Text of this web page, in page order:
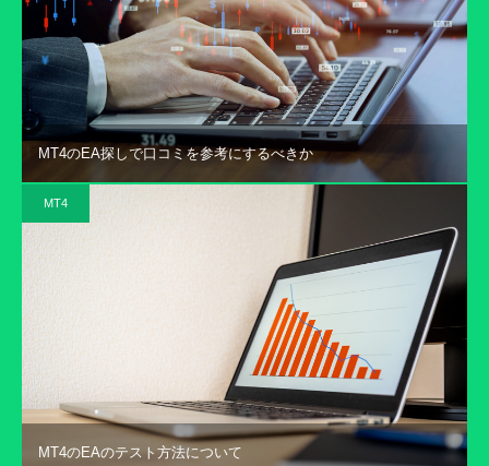
MT4のEA探しで口コミを参考にするべきか
MT4
MT4のEAのテスト方法について